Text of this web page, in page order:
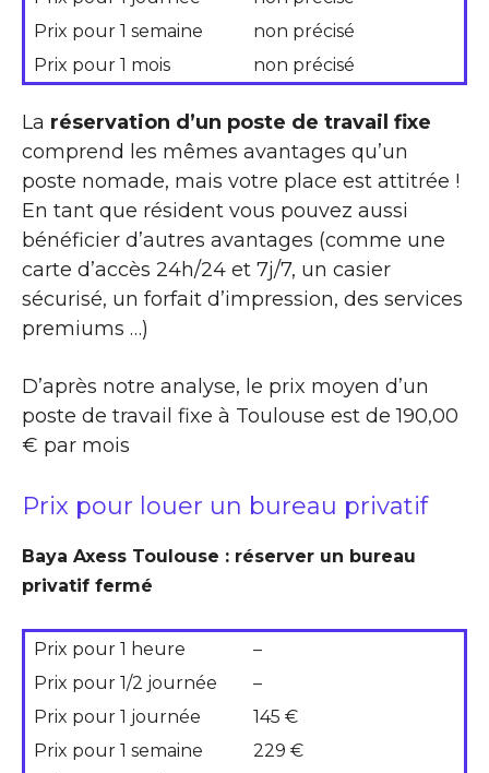
Prix pour 1 semaine
non précisé
Prix pour 1 mois
non précisé
La réservation d’un poste de travail fixe
comprend les mêmes avantages qu’un
poste nomade, mais votre place est attitrée !
En tant que résident vous pouvez aussi
bénéficier d’autres avantages (comme une
carte d’accès 24h/24 et 7j/7, un casier
sécurisé, un forfait d’impression, des services
premiums …)
D’après notre analyse, le prix moyen d’un
poste de travail fixe à Toulouse est de 190,00
€ par mois
Prix pour louer un bureau privatif
Baya Axess Toulouse : réserver un bureau
privatif fermé
Prix pour 1 heure
–
Prix pour 1/2 journée
–
Prix pour 1 journée
145 €
Prix pour 1 semaine
229 €